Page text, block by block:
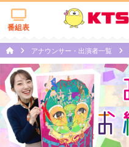
番組表
アナウンサー・出演者一覧